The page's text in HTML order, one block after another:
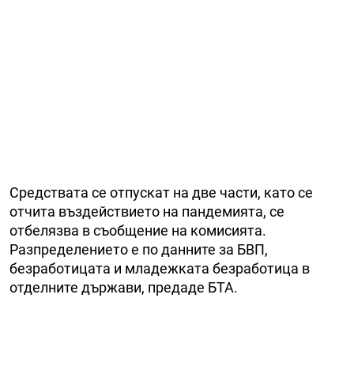
Средствата се отпускат на две части, като се
отчита въздействието на пандемията, се
отбелязва в съобщение на комисията.
Разпределението е по данните за БВП,
безработицата и младежката безработица в
отделните държави, предаде БТА.